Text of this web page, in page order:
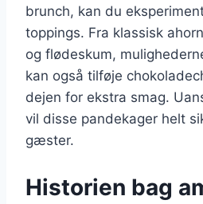
brunch, kan du
toppings. Fra klassisk
og flødeskum,
kan også tilføje
dejen for ekstra smag.
vil disse pandekager helt
gæster.
Historien bag